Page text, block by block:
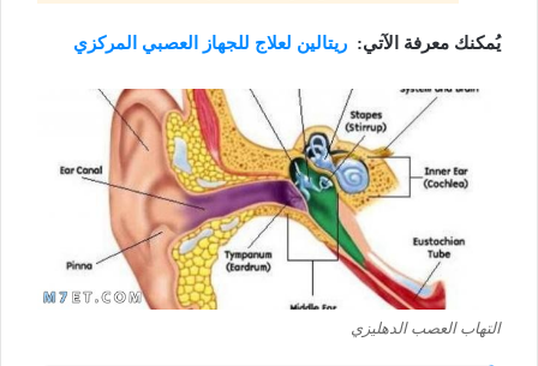
يُمكنك معرفة الآتي: ريتالين لعلاج للجهاز العصبي المركزي
التهاب العصب الدهليزي